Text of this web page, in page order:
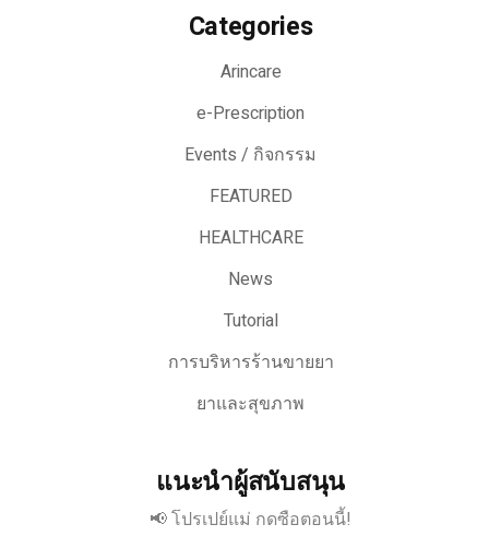
Categories
Arincare
e-Prescription
Events / กิจกรรม
FEATURED
HEALTHCARE
News
Tutorial
การบริหารร้านขายยา
ยาและสุขภาพ
แนะนำผู้สนับสนุน
📢 โปรเปย์แม่ กดซือตอนนี้!